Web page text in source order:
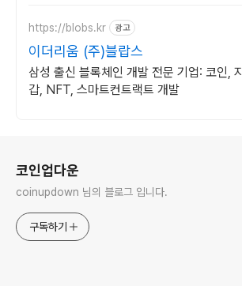
https://blobs.kr 광고
이더리움 (주)블랍스
삼성 출신 블록체인 개발 전문 기업: 코인, 지
갑, NFT, 스마트컨트랙트 개발
코인업다운
coinupdown 님의 블로그 입니다.
구독하기